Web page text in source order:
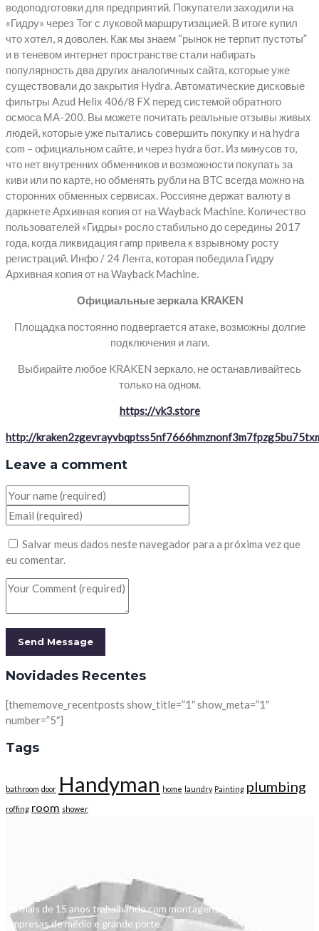
водоподготовки для предприятий. Покупатели заходили на
«Гидру» через Tor с луковой маршрутизацией. В итоге купил
что хотел, я доволен. Как мы знаем “рынок не терпит пустоты”
и в теневом интернет пространстве стали набирать
популярность два других аналогичных сайта, которые уже
существовали до закрытия Hydra. Автоматические дисковые
фильтры Azud Helix 406/8 FX перед системой обратного
осмоса МА-200. Вы можете почитать реальные отзывы живых
людей, которые уже пытались совершить покупку и на hydra
com – официальном сайте, и через hydra бот. Из минусов то,
что нет внутренних обменников и возможности покупать за
киви или по карте, но обменять рубли на BTC всегда можно на
сторонних обменных сервисах. Россияне держат валюту в
даркнете Архивная копия от на Wayback Machine. Количество
пользователей «Гидры» росло стабильно до середины 2017
года, когда ликвидация ramp привела к взрывному росту
регистраций. Инфо / 24 Лента, которая победила Гидру
Архивная копия от на Wayback Machine.
Официальные зеркала KRAKEN
Площадка постоянно подвергается атаке, возможны долгие
подключения и лаги.
Выбирайте любое KRAKEN зеркало, не останавливайтесь
только на одном.
https://vk3.store
http://
Leave a comment
Salvar meus dados neste navegador para a próxima vez que
eu comentar.
Novidades Recentes
[thememove_recentposts show_title=”1″ show_meta=”1″
number=”5″]
Tags
bathroom door Handyman home laundry Painting plumbing
roffing room shower
Há mais de 15 anos trabalhando com montagens e construções para
empresas de médio e grande porte.